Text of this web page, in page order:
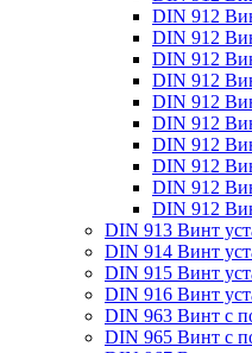
DIN 912
DIN 912
DIN 912
DIN 912
DIN 912
DIN 912
DIN 912
DIN 912
DIN 912
DIN 912
DIN 913 Винт
DIN 914 Винт
DIN 915 Винт
DIN 916 Винт
DIN 963 Винт с
DIN 965 Винт с